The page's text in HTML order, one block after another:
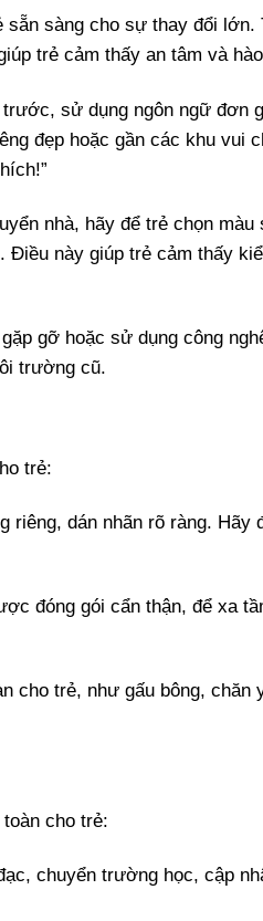
sàng cho sự thay đổi lớn.
trẻ cảm thấy an tâm và
sử dụng ngôn ngữ đơn
đẹp hoặc gần các khu vui
nhà, hãy để trẻ chọn màu
Điều này giúp trẻ cảm thấy
gỡ hoặc sử dụng công
trường cũ.
trẻ:
riêng, dán nhãn rõ ràng. Hãy
đóng gói cẩn thận, để xa
cho trẻ, như gấu bông, chăn
cho trẻ:
chuyển trường học, cập